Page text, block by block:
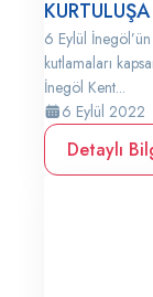
6 Eylül
kutlamaları
İnegöl Kent...
6 Eylül 2022
Detaylı